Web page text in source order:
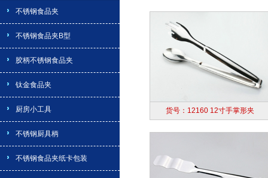
不锈钢食品夹
不锈钢食品夹B型
胶柄不锈钢食品夹
钛金食品夹
厨房小工具
不锈钢厨具柄
不锈钢食品夹纸卡包装
货号：12160 12寸手掌形夹